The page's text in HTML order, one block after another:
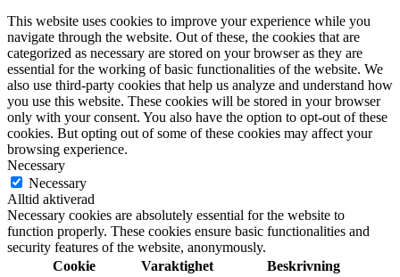
This website uses cookies to improve your experience while you
navigate through the website. Out of these, the cookies that are
categorized as necessary are stored on your browser as they are
essential for the working of basic functionalities of the website. We
also use third-party cookies that help us analyze and understand how
you use this website. These cookies will be stored in your browser
only with your consent. You also have the option to opt-out of these
cookies. But opting out of some of these cookies may affect your
browsing experience.
Necessary
Necessary
Alltid aktiverad
Necessary cookies are absolutely essential for the website to
function properly. These cookies ensure basic functionalities and
security features of the website, anonymously.
Cookie
Varaktighet Beskrivning